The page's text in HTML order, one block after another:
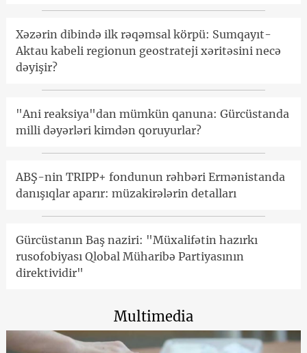
Xəzərin dibində ilk rəqəmsal körpü: Sumqayıt-
Aktau kabeli regionun geostrateji xəritəsini necə
dəyişir?
"Ani reaksiya"dan mümkün qanuna: Gürcüstanda
milli dəyərləri kimdən qoruyurlar?
ABŞ-nin TRIPP+ fondunun rəhbəri Ermənistanda
danışıqlar aparır: müzakirələrin detalları
Gürcüstanın Baş naziri: "Müxalifətin hazırkı
rusofobiyası Qlobal Müharibə Partiyasının
direktividir"
Multimedia